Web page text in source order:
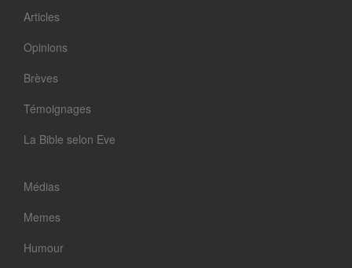
Articles
Opinions
Brèves
Témoignages
La Bible selon Eve
Médias
Memes
Humour